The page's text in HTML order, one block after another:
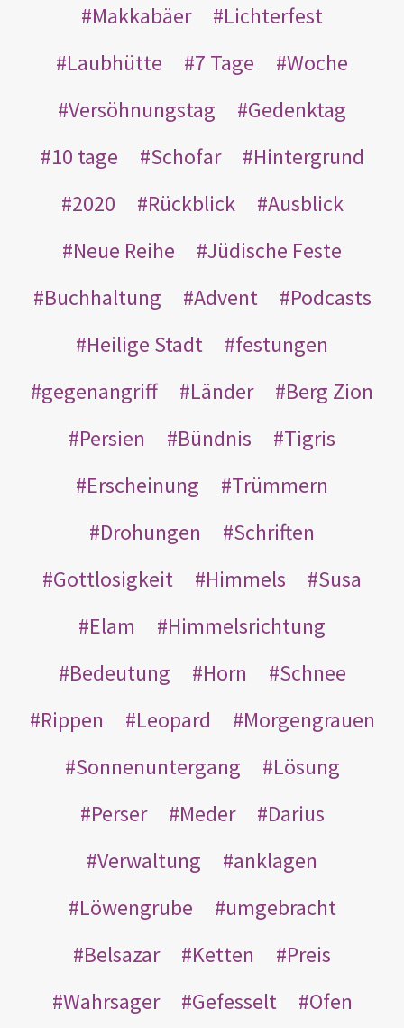
Makkabäer
Lichterfest
Laubhütte
7 Tage
Woche
Versöhnungstag
Gedenktag
10 tage
Schofar
Hintergrund
2020
Rückblick
Ausblick
Neue Reihe
Jüdische Feste
Buchhaltung
Advent
Podcasts
Heilige Stadt
festungen
gegenangriff
Länder
Berg Zion
Persien
Bündnis
Tigris
Erscheinung
Trümmern
Drohungen
Schriften
Gottlosigkeit
Himmels
Susa
Elam
Himmelsrichtung
Bedeutung
Horn
Schnee
Rippen
Leopard
Morgengrauen
Sonnenuntergang
Lösung
Perser
Meder
Darius
Verwaltung
anklagen
Löwengrube
umgebracht
Belsazar
Ketten
Preis
Wahrsager
Gefesselt
Ofen